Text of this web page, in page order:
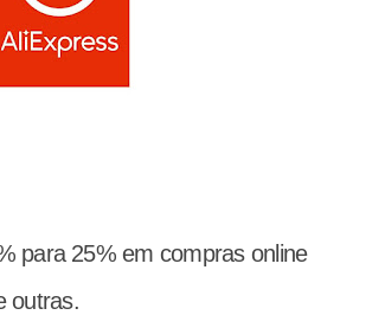
para 25% em compras online
outras.